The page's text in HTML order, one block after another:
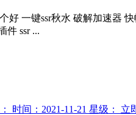
好 一键ssr秋水 破解加速器
件 ssr ...
时间：2021-11-21 星级：